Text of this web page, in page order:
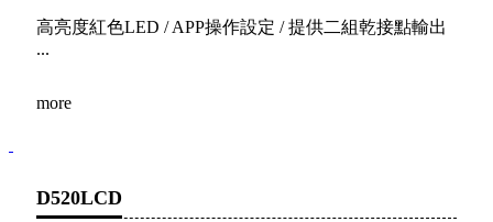
高亮度紅色LED / APP操作設定 / 提供二組乾接點輸出
...
more
D520LCD